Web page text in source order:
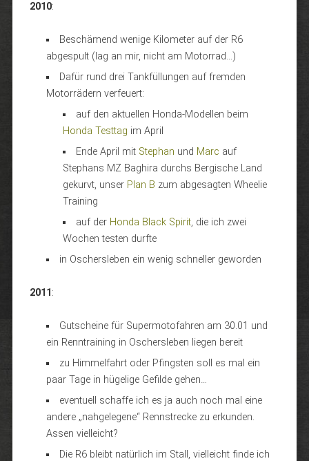
2010:
Beschämend wenige Kilometer auf der R6
abgespult (lag an mir, nicht am Motorrad…)
Dafür rund drei Tankfüllungen auf fremden
Motorrädern verfeuert:
auf den aktuellen Honda-Modellen beim
Honda Testtag im April
Ende April mit Stephan und Marc auf
Stephans MZ Baghira durchs Bergische Land
gekurvt, unser Plan B zum abgesagten Wheelie
Training
auf der Honda Black Spirit, die ich zwei
Wochen testen durfte
in Oschersleben ein wenig schneller geworden
2011:
Gutscheine für Supermotofahren am 30.01 und
ein Renntraining in Oschersleben liegen bereit
zu Himmelfahrt oder Pfingsten soll es mal ein
paar Tage in hügelige Gefilde gehen…
eventuell schaffe ich es ja auch noch mal eine
andere „nahgelegene“ Rennstrecke zu erkunden.
Assen vielleicht?
Die R6 bleibt natürlich im Stall, vielleicht finde ich